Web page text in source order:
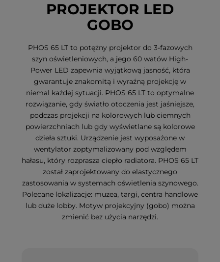
PROJEKTOR LED
GOBO
PHOS 65 LT to potężny projektor do 3-fazowych
szyn oświetleniowych, a jego 60 watów High-
Power LED zapewnia wyjątkową jasność, która
gwarantuje znakomitą i wyraźną projekcję w
niemal każdej sytuacji. PHOS 65 LT to optymalne
rozwiązanie, gdy światło otoczenia jest jaśniejsze,
podczas projekcji na kolorowych lub ciemnych
powierzchniach lub gdy wyświetlane są kolorowe
dzieła sztuki. Urządzenie jest wyposażone w
wentylator zoptymalizowany pod względem
hałasu, który rozprasza ciepło radiatora. PHOS 65 LT
został zaprojektowany do elastycznego
zastosowania w systemach oświetlenia szynowego.
Polecane lokalizacje: muzea, targi, centra handlowe
lub duże lobby. Motyw projekcyjny (gobo) można
zmienić bez użycia narzędzi.